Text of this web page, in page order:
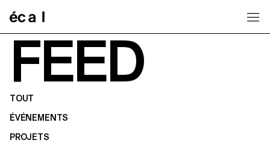
FEED
TOUT
ÉVÉNEMENTS
PROJETS